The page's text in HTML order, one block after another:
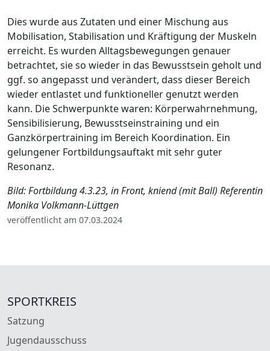
Dies wurde aus Zutaten und einer Mischung aus
Mobilisation, Stabilisation und Kräftigung der Muskeln
erreicht. Es wurden Alltagsbewegungen genauer
betrachtet, sie so wieder in das Bewusstsein geholt und
ggf. so angepasst und verändert, dass dieser Bereich
wieder entlastet und funktioneller genutzt werden
kann. Die Schwerpunkte waren: Körperwahrnehmung,
Sensibilisierung, Bewusstseinstraining und ein
Ganzkörpertraining im Bereich Koordination. Ein
gelungener Fortbildungsauftakt mit sehr guter
Resonanz.
Bild: Fortbildung 4.3.23, in Front, kniend (mit Ball) Referentin
Monika Volkmann-Lüttgen
veröffentlicht am 07.03.2024
SPORTKREIS
Satzung
Jugendausschuss